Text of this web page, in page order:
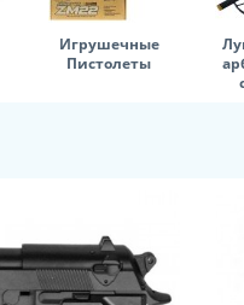
Игрушечные
Пистолеты